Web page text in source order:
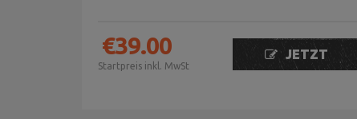
€39.00
Startpreis inkl. MwSt
JETZT